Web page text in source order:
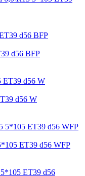
d56 BFP
d56 W
ET39 d56 WFP